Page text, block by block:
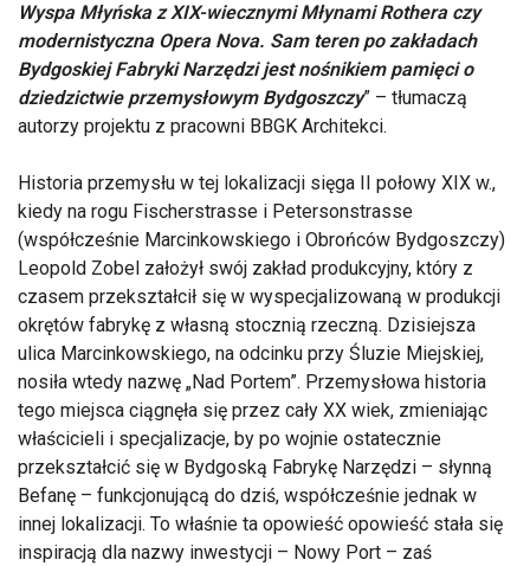
Wyspa Młyńska z XIX-wiecznymi Młynami Rothera czy
modernistyczna Opera Nova. Sam teren po zakładach
Bydgoskiej Fabryki Narzędzi jest nośnikiem pamięci o
dziedzictwie przemysłowym Bydgoszczy” – tłumaczą
autorzy projektu z pracowni BBGK Architekci.
Historia przemysłu w tej lokalizacji sięga II połowy XIX w.,
kiedy na rogu Fischerstrasse i Petersonstrasse
(współcześnie Marcinkowskiego i Obrońców Bydgoszczy)
Leopold Zobel założył swój zakład produkcyjny, który z
czasem przekształcił się w wyspecjalizowaną w produkcji
okrętów fabrykę z własną stocznią rzeczną. Dzisiejsza
ulica Marcinkowskiego, na odcinku przy Śluzie Miejskiej,
nosiła wtedy nazwę „Nad Portem”. Przemysłowa historia
tego miejsca ciągnęła się przez cały XX wiek, zmieniając
właścicieli i specjalizacje, by po wojnie ostatecznie
przekształcić się w Bydgoską Fabrykę Narzędzi – słynną
Befanę – funkcjonującą do dziś, współcześnie jednak w
innej lokalizacji. To właśnie ta opowieść opowieść stała się
inspiracją dla nazwy inwestycji – Nowy Port – zaś